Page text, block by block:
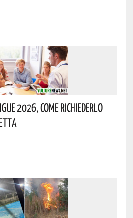
2026, Come Richiederlo